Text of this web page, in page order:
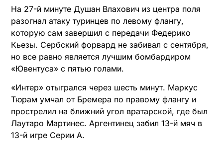
На 27-й минуте Душан Влахович из центра поля
разогнал атаку туринцев по левому флангу,
которую сам завершил с передачи Федерико
Кьезы. Сербский форвард не забивал с сентября,
но все равно является лучшим бомбардиром
«Ювентуса» с пятью голами.
«Интер» отыгрался через шесть минут. Маркус
Тюрам умчал от Бремера по правому флангу и
прострелил на ближний угол вратарской, где был
Лаутаро Мартинес. Аргентинец забил 13-й мяч в
13-й игре Серии А.